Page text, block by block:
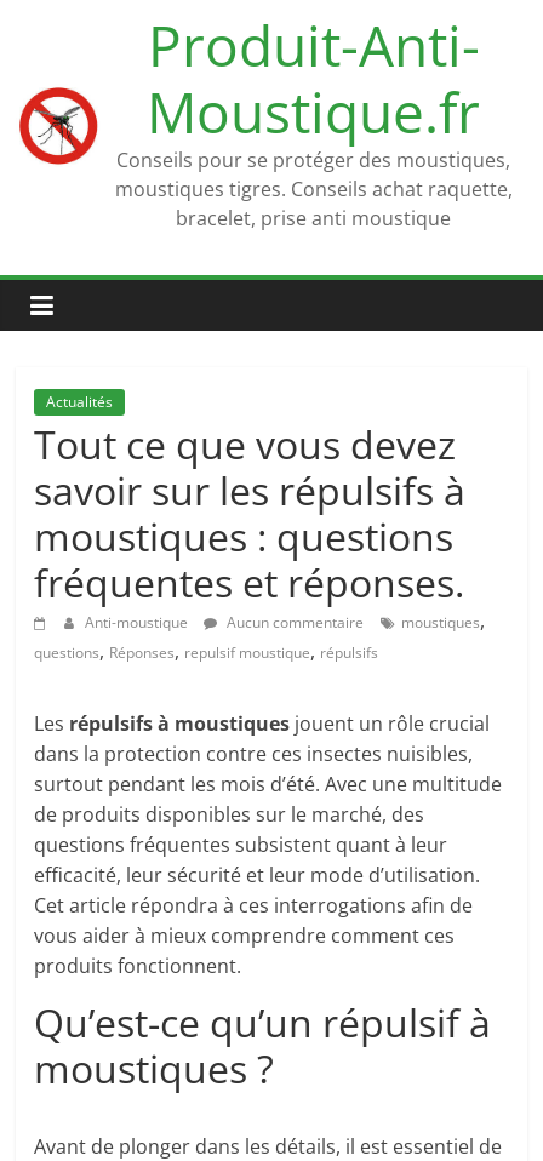
Produit-Anti-
Moustique.fr
Conseils pour se protéger des moustiques,
moustiques tigres. Conseils achat raquette,
bracelet, prise anti moustique
Actualités
Tout ce que vous devez
savoir sur les répulsifs à
moustiques : questions
fréquentes et réponses.
Anti-moustique Aucun commentaire moustiques,
questions, Réponses, repulsif moustique, répulsifs
Les répulsifs à moustiques jouent un rôle crucial
dans la protection contre ces insectes nuisibles,
surtout pendant les mois d’été. Avec une multitude
de produits disponibles sur le marché, des
questions fréquentes subsistent quant à leur
efficacité, leur sécurité et leur mode d’utilisation.
Cet article répondra à ces interrogations afin de
vous aider à mieux comprendre comment ces
produits fonctionnent.
Qu’est-ce qu’un répulsif à
moustiques ?
Avant de plonger dans les détails, il est essentiel de